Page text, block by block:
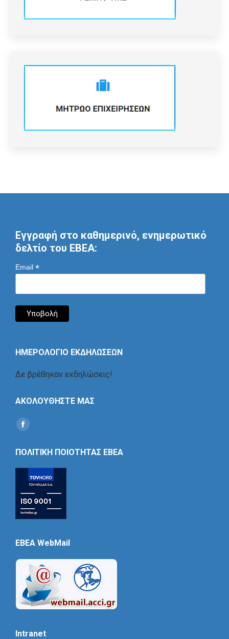
Εγγραφή στο καθημερινό, ενημερωτικό
δελτίο του ΕΒΕΑ:
Email *
ΗΜΕΡΟΛΟΓΙΟ ΕΚΔΗΛΩΣΕΩΝ
Δε βρέθηκαν εκδηλώσεις!
ΑΚΟΛΟΥΘΗΣΤΕ ΜΑΣ
Find us on:
Social
ΠΟΛΙΤΙΚΗ ΠΟΙΟΤΗΤΑΣ ΕΒΕΑ
EBEA WebMail
Intranet